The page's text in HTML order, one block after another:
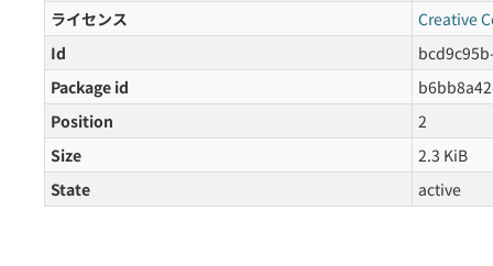
ライセンス
Creative
Id
Package id
Position
2
Size
2.3 KiB
State
active